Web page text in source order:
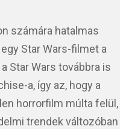
számára hatalmas
Star Wars-filmet a
Star Wars továbbra is
a, így az, hogy a
horrorfilm múlta felül,
trendek változóban